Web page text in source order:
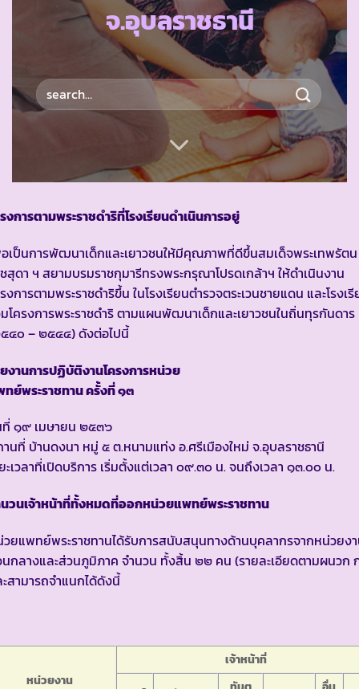
จ.อุบลราชธานี
งการตามพระราชดำริที่โรงเรียนดำเนินการอยู่
เป็นการพัฒนาเด็กและเยาวชนให้มีคุณภาพที่ดีขึ้นสมเด็จพระเทพรัตน
สุดา ฯ สยามบรมราชกุมารีทรงพระกรุณาโปรดเกล้าฯ ให้ดำเนินงาน
งการตามพระราชดำริขึ้น ในโรงเรียนตำรวจตระเวนชายแดน และโรงเ
โครงการพระราชดำริ ตามแผนพัฒนาเด็กและเยาวชนในถิ่นทุรกันดาร
๔๐ – ๒๕๔๔) ดังต่อไปนี้
งานการปฏิบัติงานโครงการหน่วย
ย์พระราชทาน ครั้งที่ ๑๓
๑๙ เมษายน ๒๕๓๖
นที่ บ้านดงนา หมู่ ๕ ต.หนามแท่ง อ.ศรีเมืองใหม่ จ.อุบลราชธานี
ะเวลาที่เปิดบริการ เริ่มตั้งแต่เวลา ๐๙.๓๐ น. จนถึงเวลา ๑๓.๐๐ น.
วนเจ้าหน้าที่ทั้งหมดที่ออกหน่วยแพทย์พระราชทาน
ยแพทย์พระราชทานได้รับการสนับสนุนทางด้านบุคลากรจากหน่วยง
กลางและส่วนภูมิภาค จำนวน ทั้งสิ้น ๒๒ คน (รายละเอียดตามผนวก
สามารถจำแนกได้ดังนี้
หน่วยงาน
เจ้าหน้าที่